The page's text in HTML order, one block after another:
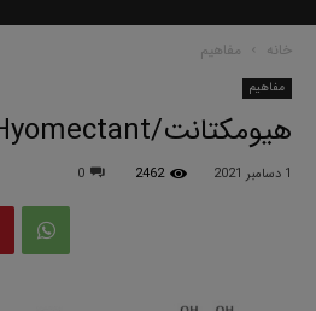
خانه مفاهیم
مفاهیم
هیومکتانت/Hyomectant
1 دسامبر 2021 2462
0